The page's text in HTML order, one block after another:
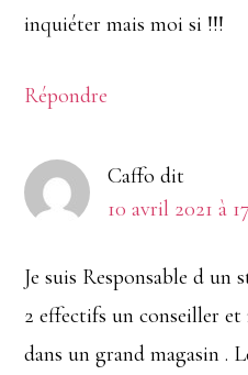
inquiéter mais moi si !!!
Répondre
Caffo dit
10 avril 2021 à
Je suis Responsable d un
2 effectifs un conseiller et
dans un grand magasin .